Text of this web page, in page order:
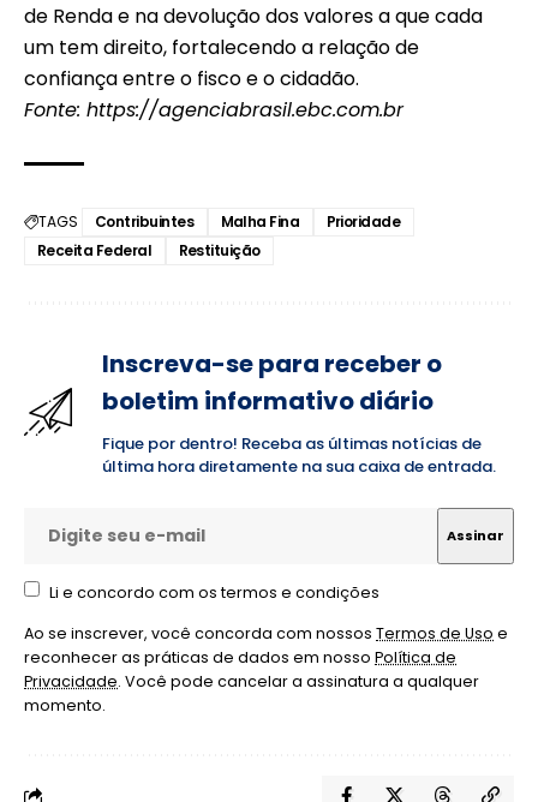
de Renda e na devolução dos valores a que cada
um tem direito, fortalecendo a relação de
confiança entre o fisco e o cidadão.
Fonte: https://agenciabrasil.ebc.com.br
TAGS Contribuintes Malha Fina
Prioridade
Receita Federal
Restituição
Inscreva-se para receber o
boletim informativo diário
Fique por dentro! Receba as últimas notícias de
última hora diretamente na sua caixa de entrada.
Li e concordo com os termos e condições
Ao se inscrever, você concorda com nossos Termos de Usoe
reconhecer as práticas de dados em nosso Política de
Privacidade. Você pode cancelar a assinatura a qualquer
momento.